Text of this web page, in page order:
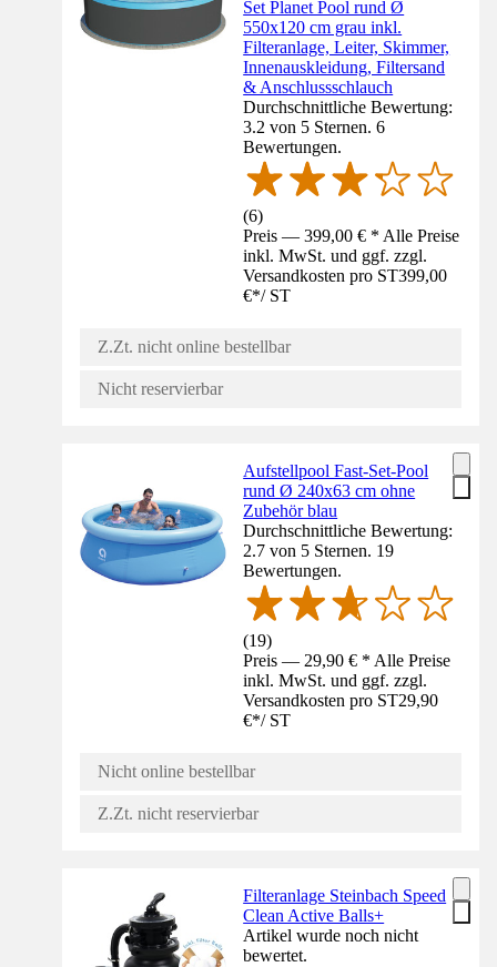
Set Planet Pool rund Ø
550x120 cm grau inkl.
Filteranlage, Leiter, Skimmer,
Innenauskleidung, Filtersand
& Anschlussschlauch
Durchschnittliche Bewertung:
3.2 von 5 Sternen. 6
Bewertungen.
(6)
Preis — 399,00 € * Alle Preise
inkl. MwSt. und ggf. zzgl.
Versandkosten pro ST399,00
€*/ ST
Z.Zt. nicht online bestellbar
Nicht reservierbar
Aufstellpool Fast-Set-Pool
rund Ø 240x63 cm ohne
Zubehör blau
Durchschnittliche Bewertung:
2.7 von 5 Sternen. 19
Bewertungen.
(19)
Preis — 29,90 € * Alle Preise
inkl. MwSt. und ggf. zzgl.
Versandkosten pro ST29,90
€*/ ST
Nicht online bestellbar
Z.Zt. nicht reservierbar
Filteranlage Steinbach Speed
Clean Active Balls+
Artikel wurde noch nicht
bewertet.